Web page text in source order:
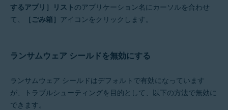
するアプリ］リスト のアプリケーション名にカーソルを合わせ
て、
［ごみ箱］ アイコンをクリックします。
ランサムウェア シールドを無効にする
ランサムウェア シールドはデフォルトで有効になっています
が、トラブルシューティングを目的として、以下の方法で無効に
できます。